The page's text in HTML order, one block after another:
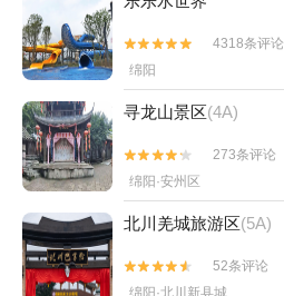


4318条评论
绵阳
寻龙山景区(4A)


273条评论
绵阳·安州区
北川羌城旅游区(5A)


52条评论
绵阳·北川新县城